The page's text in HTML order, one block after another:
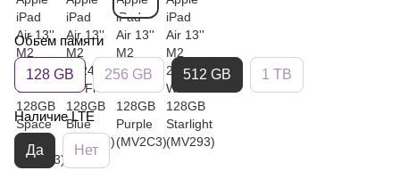
Обьем памяти
128 GB 256 GB 512 GB 1 TB
Наличие LTE
Да Нет